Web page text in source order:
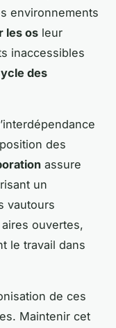
environnements
les os leur
inaccessibles
des
des
assure
un
vautours
ouvertes,
le travail dans
de ces
Maintenir cet